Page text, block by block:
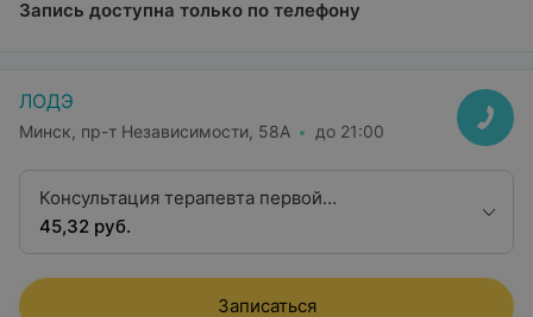
Запись доступна только по телефону
ЛОДЭ
Минск, пр-т Независимости, 58А до 21:00
Консультация терапевта первой
квалификационной категории
45,32 руб.
Записаться